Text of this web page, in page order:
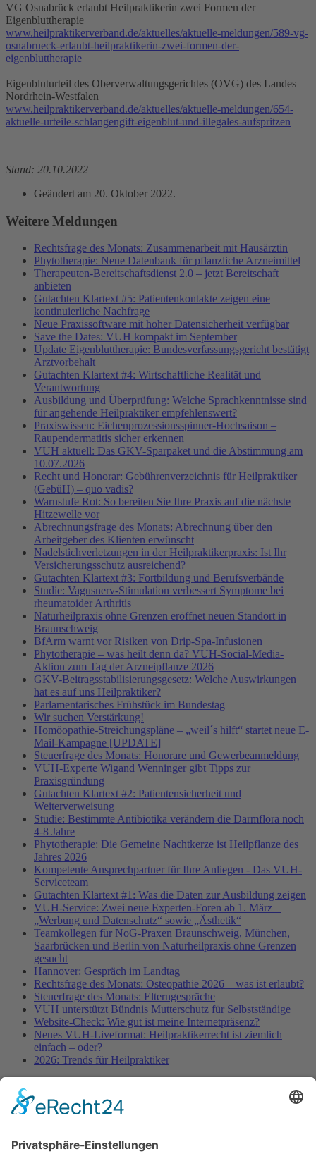
VG Osnabrück erlaubt Heilpraktikerin zwei Formen der
Eigenbluttherapie
www.heilpraktikerverband.de/aktuelles/aktuelle-meldungen/589-vg-
osnabrueck-erlaubt-heilpraktikerin-zwei-formen-der-
eigenbluttherapie
Eigenbluturteil des Oberverwaltungsgerichtes (OVG) des Landes
Nordrhein-Westfalen
www.heilpraktikerverband.de/aktuelles/aktuelle-meldungen/654-
aktuelle-urteile-schlangengift-eigenblut-und-illegales-aufspritzen
Stand: 20.10.2022
Geändert am 20. Oktober 2022.
Weitere Meldungen
Rechtsfrage des Monats: Zusammenarbeit mit Hausärztin
Phytotherapie: Neue Datenbank für pflanzliche Arzneimittel
Therapeuten-Bereitschaftsdienst 2.0 – jetzt Bereitschaft
anbieten
Gutachten Klartext #5: Patientenkontakte zeigen eine
kontinuierliche Nachfrage
Neue Praxissoftware mit hoher Datensicherheit verfügbar
Save the Dates: VUH kompakt im September
Update Eigenbluttherapie: Bundesverfassungsgericht bestätigt
Arztvorbehalt
Gutachten Klartext #4: Wirtschaftliche Realität und
Verantwortung
Ausbildung und Überprüfung: Welche Sprachkenntnisse sind
für angehende Heilpraktiker empfehlenswert?
Praxiswissen: Eichenprozessionsspinner-Hochsaison –
Raupendermatitis sicher erkennen
VUH aktuell: Das GKV-Sparpaket und die Abstimmung am
10.07.2026
Recht und Honorar: Gebührenverzeichnis für Heilpraktiker
(GebüH) – quo vadis?
Warnstufe Rot: So bereiten Sie Ihre Praxis auf die nächste
Hitzewelle vor
Abrechnungsfrage des Monats: Abrechnung über den
Arbeitgeber des Klienten erwünscht
Nadelstichverletzungen in der Heilpraktikerpraxis: Ist Ihr
Versicherungsschutz ausreichend?
Gutachten Klartext #3: Fortbildung und Berufsverbände
Studie: Vagusnerv-Stimulation verbessert Symptome bei
rheumatoider Arthritis
Naturheilpraxis ohne Grenzen eröffnet neuen Standort in
Braunschweig
BfArm warnt vor Risiken von Drip-Spa-Infusionen
Phytotherapie – was heilt denn da? VUH-Social-Media-
Aktion zum Tag der Arzneipflanze 2026
GKV-Beitragsstabilisierungsgesetz: Welche Auswirkungen
hat es auf uns Heilpraktiker?
Parlamentarisches Frühstück im Bundestag
Wir suchen Verstärkung!
Homöopathie-Streichungspläne – „weil´s hilft“ startet neue E-
Mail-Kampagne [UPDATE]
Steuerfrage des Monats: Honorare und Gewerbeanmeldung
VUH-Experte Wigand Wenninger gibt Tipps zur
Praxisgründung
Gutachten Klartext #2: Patientensicherheit und
Weiterverweisung
Studie: Bestimmte Antibiotika verändern die Darmflora noch
4-8 Jahre
Phytotherapie: Die Gemeine Nachtkerze ist Heilpflanze des
Jahres 2026
Kompetente Ansprechpartner für Ihre Anliegen - Das VUH-
Serviceteam
Gutachten Klartext #1: Was die Daten zur Ausbildung zeigen
VUH-Service: Zwei neue Experten-Foren ab 1. März –
„Werbung und Datenschutz“ sowie „Ästhetik“
Teamkollegen für NoG-Praxen Braunschweig, München,
Saarbrücken und Berlin von Naturheilpraxis ohne Grenzen
gesucht
Hannover: Gespräch im Landtag
Rechtsfrage des Monats: Osteopathie 2026 – was ist erlaubt?
Steuerfrage des Monats: Elterngespräche
VUH unterstützt Bündnis Mutterschutz für Selbstständige
Website-Check: Wie gut ist meine Internetpräsenz?
Neues VUH-Liveformat: Heilpraktikerrecht ist ziemlich
einfach – oder?
2026: Trends für Heilpraktiker
Fachinformationen
Erstattungsfähige rezeptfreie Medikamente
Studie: Reduziert das Darmbakterium Bacteroides vulgatus
Heißhunger auf Süßes?